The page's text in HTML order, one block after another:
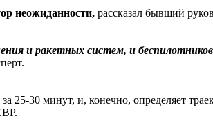
неожиданности, рассказал бывший
и ракетных систем, и
30 минут, и, конечно, определяет